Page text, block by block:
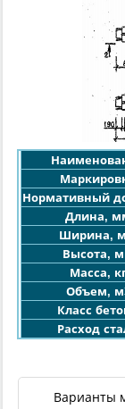
Нормативный
Длина,
Ширина,
Высота,
Масса,
Объем,
Класс
Расход
Варианты